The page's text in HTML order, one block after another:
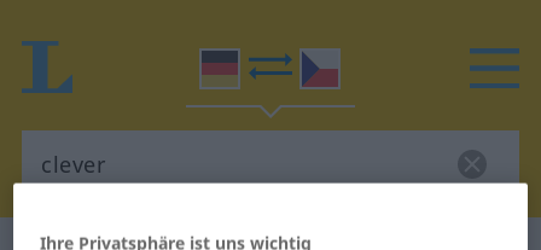
Ihre Privatsphäre ist uns wichtig